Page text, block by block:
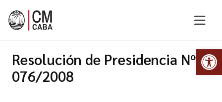
Resolución de Presidencia Nº
076/2008